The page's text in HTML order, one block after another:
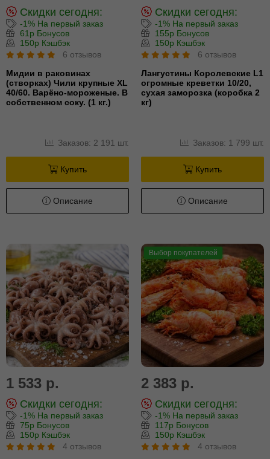
Скидки сегодня:
-1% На первый заказ
61р Бонусов
150р Кэшбэк
6 отзывов
Мидии в раковинах
(створках) Чили крупные XL
40/60. Варёно-мороженые. В
собственном соку. (1 кг.)
Заказов: 2 191 шт.
Купить
Описание
Скидки сегодня:
-1% На первый заказ
155р Бонусов
150р Кэшбэк
6 отзывов
Лангустины Королевские L1
огромные креветки 10/20,
сухая заморозка (коробка 2
кг)
Заказов: 1 799 шт.
Купить
Описание
1 533 р.
Скидки сегодня:
-1% На первый заказ
75р Бонусов
150р Кэшбэк
4 отзывов
Выбор покупателей
2 383 р.
Скидки сегодня:
-1% На первый заказ
117р Бонусов
150р Кэшбэк
4 отзывов